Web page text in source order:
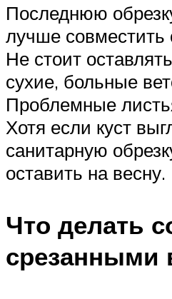
Последнюю
лучше совместить
Не стоит
сухие, больные
Проблемные
Хотя если куст
санитарную
оставить на весну.
Что делать
срезанными